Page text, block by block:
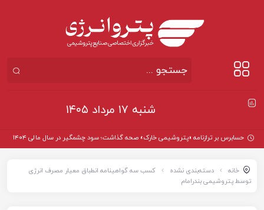
شنبه ۱۷ مرداد ۱۴۰۵
حسابرس بر ترازنامه «پتروشیمی خارک» صحه گذاشت؛ سود چشمگیر در سال مالی ۱۴۰۴
خانه دسته‌بندی نشده
کسب سه گواهینامه انطباق معیار مصرف انرژی
توسط پتروشیمی بندرامام